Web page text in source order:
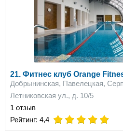
21. Фитнес клуб Orange
Добрынинская, Павелецкая,
Летниковская ул., д. 10/5
1 отзыв
Рейтинг: 4,4 on